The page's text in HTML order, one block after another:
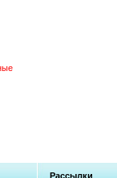
Рассылки